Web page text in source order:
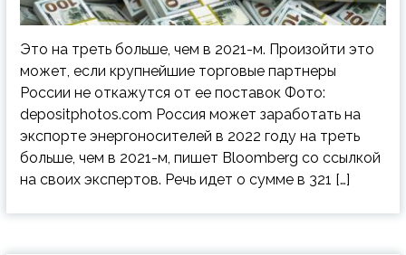
Это на треть больше, чем в 2021-м. Произойти это
может, если крупнейшие торговые партнеры
России не откажутся от ее поставок Фото:
depositphotos.com Россия может заработать на
экспорте энергоносителей в 2022 году на треть
больше, чем в 2021-м, пишет Bloomberg со ссылкой
на своих экспертов. Речь идет о сумме в 321 […]